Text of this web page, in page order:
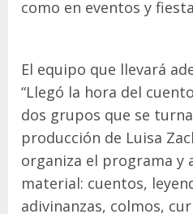
como en eventos y
El equipo que llevará
“Llegó la hora del
dos grupos que se
producción de Luisa
organiza el programa y
material: cuentos,
adivinanzas, colmos,